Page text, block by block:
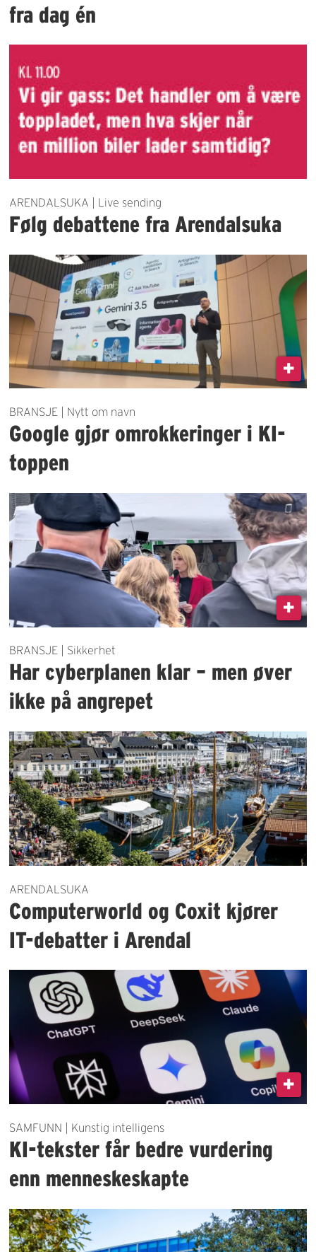
fra dag én
ARENDALSUKA | Live sending
Følg debattene fra Arendalsuka
BRANSJE | Nytt om navn
Google gjør omrokkeringer i KI-
toppen
BRANSJE | Sikkerhet
Har cyberplanen klar – men øver
ikke på angrepet
ARENDALSUKA
Computerworld og Coxit kjører
IT-debatter i Arendal
SAMFUNN | Kunstig intelligens
KI-tekster får bedre vurdering
enn menneskeskapte